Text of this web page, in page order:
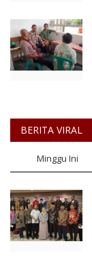
BERITA VIRAL
Minggu Ini